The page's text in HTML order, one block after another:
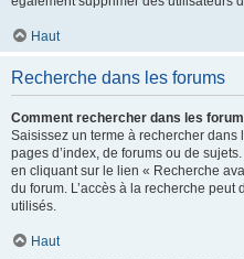
Haut
Recherche dans les forums
Comment rechercher dans les
Saisissez un terme à rechercher
pages d’index, de forums ou de
en cliquant sur le lien « Recherche
du forum. L’accès à la recherche
utilisés.
Haut